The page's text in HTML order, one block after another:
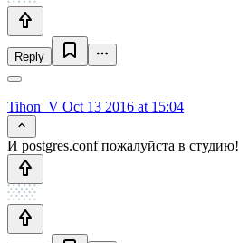
Reply
Tihon_V Oct 13 2016 at 15:04
И postgres.conf пожалуйста в студию!